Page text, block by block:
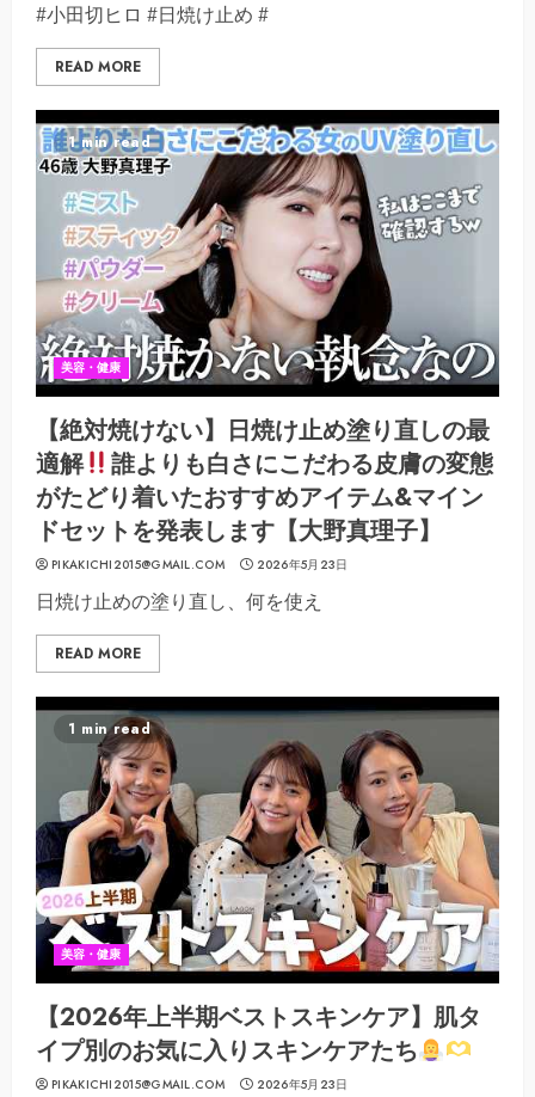
#小田切ヒロ #日焼け止め #
READ MORE
1 min read
美容・健康
【絶対焼けない】日焼け止め塗り直しの最
適解
誰よりも白さにこだわる皮膚の変態
がたどり着いたおすすめアイテム&マイン
ドセットを発表します【大野真理子】
PIKAKICHI2015@GMAIL.COM 2026年5月23日
日焼け止めの塗り直し、何を使え
READ MORE
1 min read
美容・健康
【2026年上半期ベストスキンケア】肌タ
イプ別のお気に入りスキンケアたち
PIKAKICHI2015@GMAIL.COM 2026年5月23日